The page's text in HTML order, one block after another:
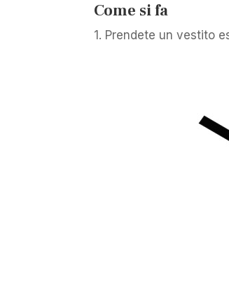
Come si fa
1. Prendete un vestito